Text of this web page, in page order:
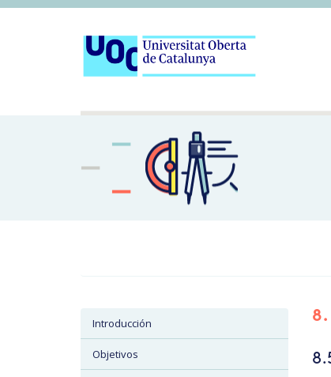
Introducción
Objetivos